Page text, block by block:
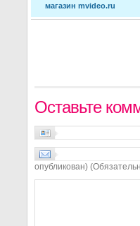
магазин mvideo.ru
Оставьте
опубликован)